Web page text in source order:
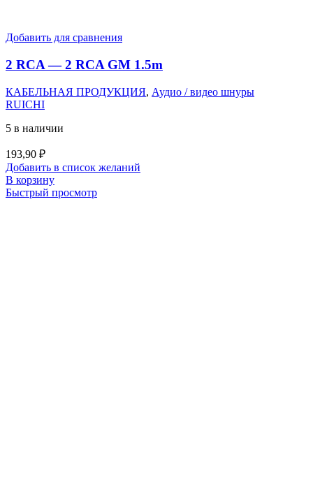
Добавить для сравнения
2 RCA — 2 RCA GM 1.5m
КАБЕЛЬНАЯ ПРОДУКЦИЯ, Аудио / видео шнуры
RUICHI
5 в наличии
193,90 ₽
Добавить в список желаний
В корзину
Быстрый просмотр